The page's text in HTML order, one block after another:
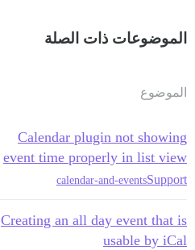
الموضوعات ذات الصلة
الموضوع
Calendar plugin not showing
event time properly in list view
Support
calendar-and-events
Creating an all day event that is
usable by iCal